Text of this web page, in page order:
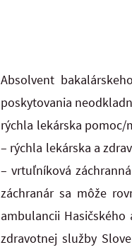
Absolvent
poskytovania
rýchla lekárska
– rýchla lekárska a
– vrtuľníková
záchranár sa môže
ambulancii
zdravotnej služby